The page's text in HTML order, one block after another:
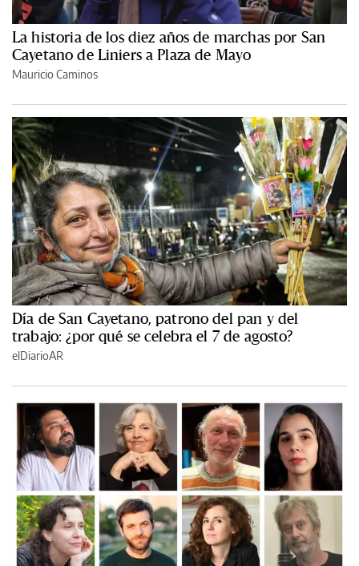
La historia de los diez años de marchas por San
Cayetano de Liniers a Plaza de Mayo
Mauricio Caminos
Día de San Cayetano, patrono del pan y del
trabajo: ¿por qué se celebra el 7 de agosto?
elDiarioAR